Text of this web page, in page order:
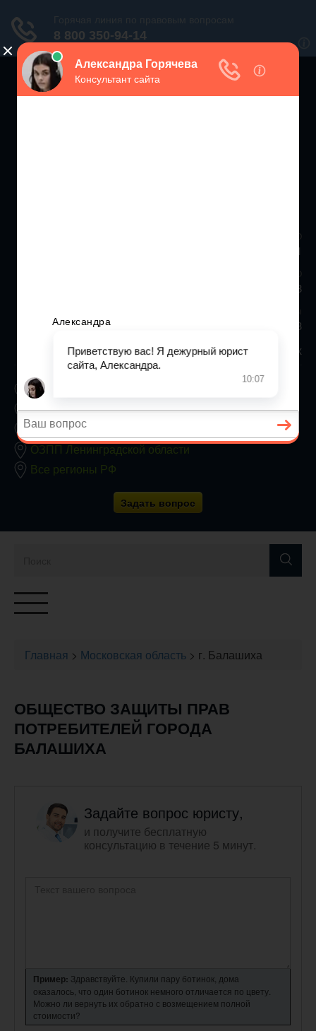
Москва и МО
+7 (499) 938-86-71
Санкт-Петербург и ЛО
+7 (812) 467-34-68
8 800 350 24 63
Заявки принимаются круглосуточно без выходных
ОЗПП Москвы
ОЗПП Московской области
ОЗПП Санкт-Петербурга
ОЗПП Ленинградской области
Все регионы РФ
Задать вопрос
Переключатель
Главная > Московская область > г. Балашиха
ОБЩЕСТВО ЗАЩИТЫ ПРАВ
ПОТРЕБИТЕЛЕЙ ГОРОДА
БАЛАШИХА
Задайте вопрос юристу,
и получите бесплатную
консультацию в течение 5 минут.
Пример: Здравствуйте. Купили пару ботинок, дома
оказалось, что один ботинок немного отличается по цвету.
Можно ли вернуть их обратно с возмещением полной
стоимости?